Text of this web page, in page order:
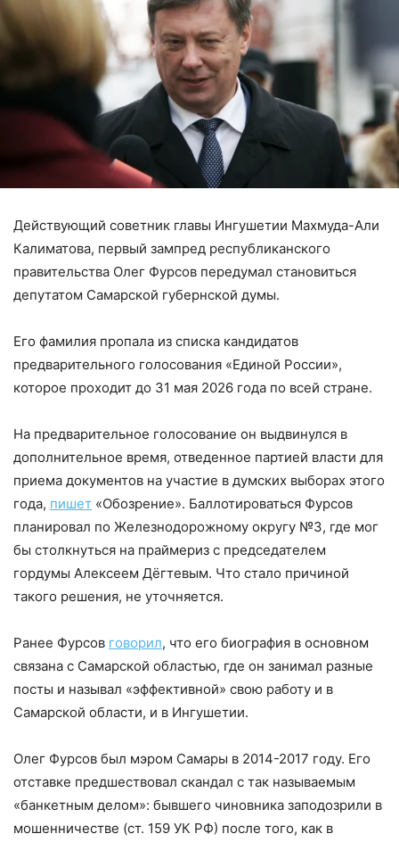
Действующий советник главы Ингушетии Махмуда-Али
Калиматова, первый зампред республиканского
правительства Олег Фурсов передумал становиться
депутатом Самарской губернской думы.
Его фамилия пропала из списка кандидатов
предварительного голосования «Единой России»,
которое проходит до 31 мая 2026 года по всей стране.
На предварительное голосование он выдвинулся в
дополнительное время, отведенное партией власти для
приема документов на участие в думских выборах этого
года, пишет «Обозрение». Баллотироваться Фурсов
планировал по Железнодорожному округу №3, где мог
бы столкнуться на праймериз с председателем
гордумы Алексеем Дёгтевым. Что стало причиной
такого решения, не уточняется.
Ранее Фурсов говорил, что его биография в основном
связана с Самарской областью, где он занимал разные
посты и называл «эффективной» свою работу и в
Самарской области, и в Ингушетии.
Олег Фурсов был мэром Самары в 2014-2017 году. Его
отставке предшествовал скандал с так называемым
«банкетным делом»: бывшего чиновника заподозрили в
мошенничестве (ст. 159 УК РФ) после того, как в